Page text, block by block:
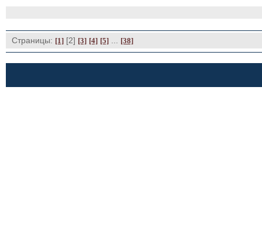
Страницы: [1] [2] [3] [4] [5] [38]